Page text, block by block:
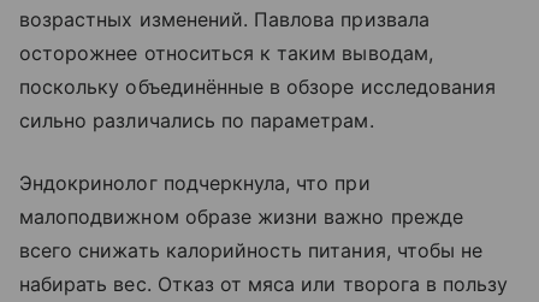
возрастных изменений. Павлова призвала
осторожнее относиться к таким выводам,
поскольку объединённые в обзоре исследования
сильно различались по параметрам.
Эндокринолог подчеркнула, что при
малоподвижном образе жизни важно прежде
всего снижать калорийность питания, чтобы не
набирать вес. Отказ от мяса или творога в пользу